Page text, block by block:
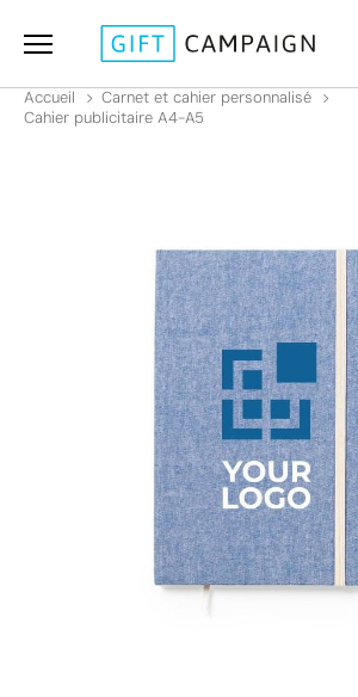
Accueil
Carnet et cahier personnalisé
Cahier publicitaire A4-A5